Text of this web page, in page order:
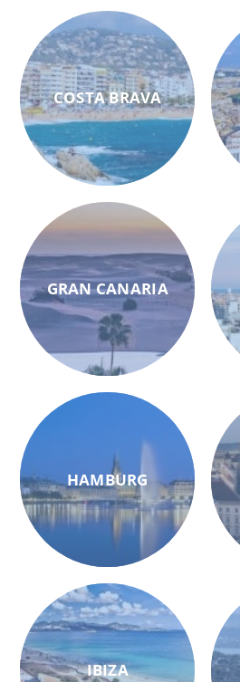
COSTA BRAVA
GRAN CANARIA
HAMBURG
IBIZA